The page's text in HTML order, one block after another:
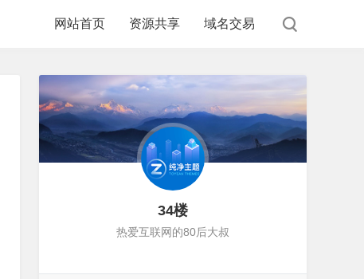
网站首页 资源共享 域名交易
34楼
热爱互联网的80后大叔